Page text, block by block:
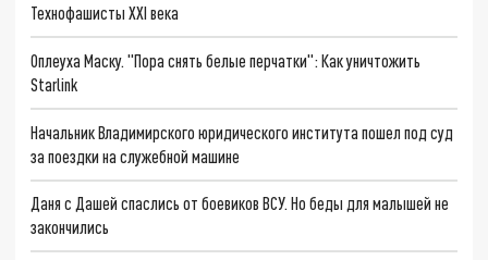
Технофашисты XXI века
Оплеуха Маску. "Пора снять белые перчатки": Как уничтожить
Starlink
Начальник Владимирского юридического института пошел под суд
за поездки на служебной машине
Даня с Дашей спаслись от боевиков ВСУ. Но беды для малышей не
закончились